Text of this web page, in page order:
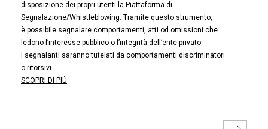
disposizione dei propri utenti la Piattaforma di
Segnalazione/Whistleblowing. Tramite questo strumento,
è possibile segnalare comportamenti, atti od omissioni che
ledono l’interesse pubblico o l’integrità dell’ente privato.
I segnalanti saranno tutelati da comportamenti discriminatori
o ritorsivi.
SCOPRI DI PIÙ